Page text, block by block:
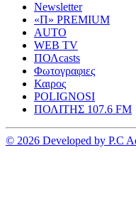
Newsletter
«Π» PREMIUM
AUTO
WEB TV
ΠΟΛcasts
Φωτογραφιες
Καιρος
POLIGNOSI
ΠΟΛΙΤΗΣ 107.6 FM
© 2026 Developed by P.C